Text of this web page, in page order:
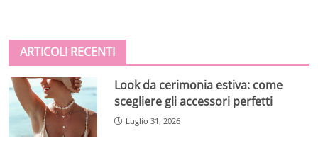
ARTICOLI RECENTI
Look da cerimonia estiva: come
scegliere gli accessori perfetti
Luglio 31, 2026